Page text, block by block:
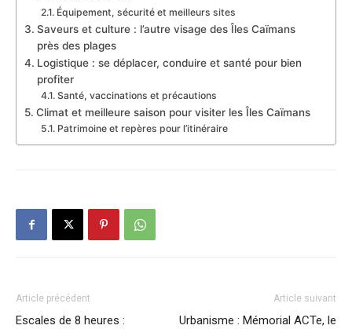
Équipement, sécurité et meilleurs sites
Saveurs et culture : l’autre visage des Îles Caïmans
près des plages
Logistique : se déplacer, conduire et santé pour bien
profiter
Santé, vaccinations et précautions
Climat et meilleure saison pour visiter les Îles Caïmans
Patrimoine et repères pour l’itinéraire
Article précédent
Escales de 8 heures :
Article suivant
Urbanisme : Mémorial ACTe, le